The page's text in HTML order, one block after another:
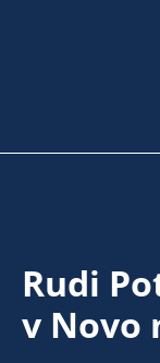
Rudi
v Novo